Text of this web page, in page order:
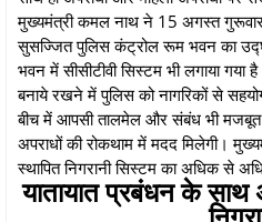
मुख्यमंत्री कमल नाथ ने 15 अगस्त
सुसज्जित पुलिस कंट्रोल रूम भवन का
भवन में सीसीटीवी सिस्टम भी लगाया गया
बनाये रखने में पुलिस को नागरिकों से
बीच में आपसी तालमेल और संबंध भी
अपराधों की रोकथाम में मदद मिलेगी।
स्थापित निगरानी सिस्टम का अधिक से
यातायात प्रबंधन के साथ